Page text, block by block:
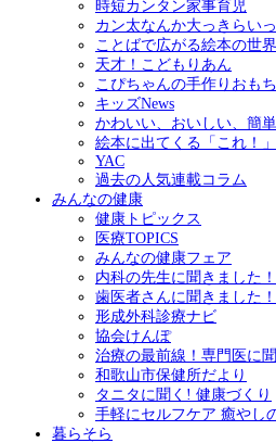
時短カンタン家事育児
カン太なんか大っきらいっ
ことばで広がる絵本の世界
天才！こどもりあん
こぴちゃんの手作りおも
キッズNews
かわいい、おいしい、簡
絵本に出てくる「これ！
YAC
過去の人気連載コラム
みんなの健康
健康トピックス
医療TOPICS
みんなの健康フェア
内科の先生に聞きました
歯医者さんに聞きました
形成外科診療ナビ
協会けんぽ
治療の最前線！専門医に聞
和歌山市保健所だより
タニタに聞く! 健康づくり
手軽にセルフケア 癒やし
暮らそら